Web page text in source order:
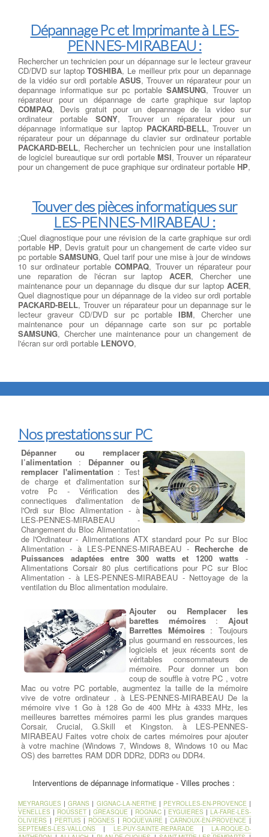
Dépannage Pc et Imprimante à LES-
PENNES-MIRABEAU :
Rechercher un technicien pour un dépannage sur le lecteur graveur
CD/DVD sur laptopTOSHIBA, Le meilleur prix pour un depannage
de la vidéo sur ordi portableASUS, Trouver un réparateur pour un
depannage informatique sur pc portable SAMSUNG, Trouver un
réparateur pour un dépannage de carte graphique sur laptop
COMPAQ, Devis gratuit pour un depannage de la video sur
ordinateur portable SONY, Trouver un réparateur pour un
dépannage informatique sur laptop PACKARD-BELL, Trouver un
réparateur pour un dépannage du clavier sur ordinateur portable
PACKARD-BELL, Rechercher un technicien pour une installation
de logiciel bureautique sur ordi portable MSI, Trouver un réparateur
pour un changement de puce graphique sur ordinateur portable HP,
Touver des pièces informatiques sur
LES-PENNES-MIRABEAU :
;Quel diagnostique pour une révision de la carte graphique sur ordi
portable HP, Devis gratuit pour un changement de carte video sur
pc portable SAMSUNG, Quel tarif pour une mise à jour de windows
10 sur ordinateur portable COMPAQ, Trouver un réparateur pour
une reparation de l'écran sur laptop ACER, Chercher une
maintenance pour un depannage du disque dur sur laptop ACER,
Quel diagnostique pour un dépannage de la video sur ordi portable
PACKARD-BELL, Trouver un réparateur pour un depannage sur le
lecteur graveur CD/DVD sur pc portableIBM, Chercher une
maintenance pour un dépannage carte son sur pc portable
SAMSUNG, Chercher une maintenance pour un changement de
l'écran sur ordi portable LENOVO,
Nos prestations sur PC
Dépanner ou remplacer
l’alimentation : Dépanner ou
remplacer l'alimentation : Test
de charge et d'alimentation sur
votre Pc - Vérification des
connectiques d'alimentation de
l'Ordi sur Bloc Alimentation - à
LES-PENNES-MIRABEAU -
Changement du Bloc Alimentation
de l'Ordinateur - Alimentations ATX standard pour Pc sur Bloc
Alimentation - à LES-PENNES-MIRABEAU - Recherche de
Puissances adaptées entre 300 watts et 1200 watts -
Alimentations Corsair 80 plus certifications pour PC sur Bloc
Alimentation - à LES-PENNES-MIRABEAU - Nettoyage de la
ventilation du Bloc alimentation modulaire.
Ajouter ou Remplacer les
barettes mémoires:Ajout
Barrettes Mémoires : Toujours
plus gourmand en ressources, les
logiciels et jeux récents sont de
véritables consommateurs de
mémoire. Pour donner un bon
coup de souffle à votre PC , votre
Mac ou votre PC portable, augmentez la taille de la mémoire
vive de votre ordinateur . à LES-PENNES-MIRABEAU De la
mémoire vive 1 Go à 128 Go de 400 MHz à 4333 MHz, les
meilleures barrettes mémoires parmi les plus grandes marques
Corsair, Crucial, G.Skill et Kingston. à LES-PENNES-
MIRABEAU Faites votre choix de cartes mémoires pour ajouter
à votre machine (Windows 7, Windows 8, Windows 10 ou Mac
OS) des barrettes RAM DDR DDR2, DDR3 ou DDR4.
Remplacer un ventilateur pour
CPU Ventirad:Changement
Ventilation et Thermique:
Souvent, un ventilateur
commencera à émettre d'étranges
bruits de grincement ou des
Interventions de dépannage informatique - Villes proches :
MEYRARGUES |GRANS | GIGNAC-LA-NERTHE | PEYROLLES-EN-PROVENCE |
VENELLES | ROUSSET |GREASQUE | ROGNAC| EYGUIERES |LA-FARE-LES-
OLIVIERS | PERTUIS | ROGNES | ROQUEVAIRE |CARNOUX-EN-PROVENCE |
SEPTEMES-LES-VALLONS | LE-PUY-SAINTE-REPARADE | LA-ROQUE-D-